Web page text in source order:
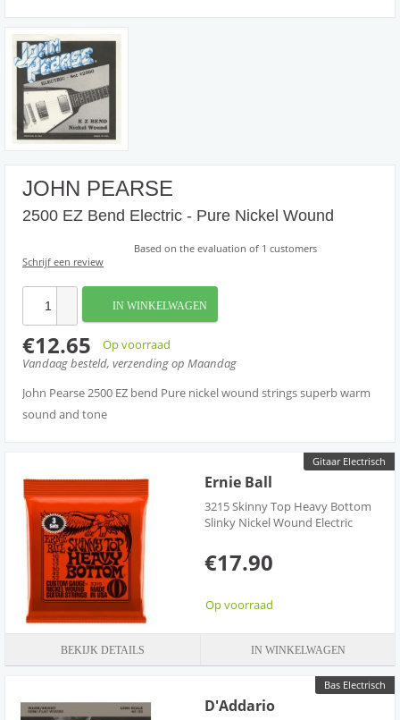
JOHN PEARSE
2500 EZ Bend Electric - Pure Nickel Wound
Based on the evaluation of 1 customers
Schrijf een review
IN WINKELWAGEN
€12.65
Op voorraad
Vandaag besteld, verzending op Maandag
John Pearse 2500 EZ bend Pure nickel wound strings superb warm
sound and tone
Gitaar Electrisch
Ernie Ball
3215 Skinny Top Heavy Bottom
Slinky Nickel Wound Electric
€17.90
Op voorraad
BEKIJK DETAILS IN WINKELWAGEN
Bas Electrisch
D'Addario